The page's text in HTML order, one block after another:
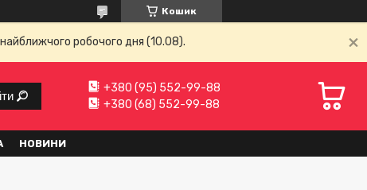
Кошик
робочого дня (10.08).
+380 (95) 552-99-88
+380 (68) 552-99-88
НОВИНИ